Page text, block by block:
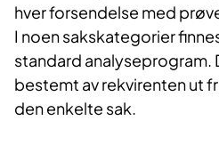
hver forsendelse med
I noen sakskategorier
standard analyseprogram.
bestemt av rekvirenten ut
den enkelte sak.​